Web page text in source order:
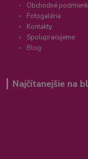
Obchodné
Fotogaléria
Kontakty
Spolupracujeme
Blog
Najčítanejšie na